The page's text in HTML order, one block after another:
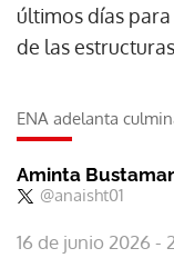
últimos días
de las estructuras.
ENA adelanta
Aminta
@anaisht01
16 de junio 2026 -